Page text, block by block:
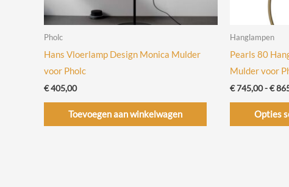
Pholc
Hans Vloerlamp Design Monica Mulder
voor Pholc
€405,00
Toevoegen aan winkelwagen
Hanglampen
Pearls 80
Mulder voor
€745,00-€
Opties